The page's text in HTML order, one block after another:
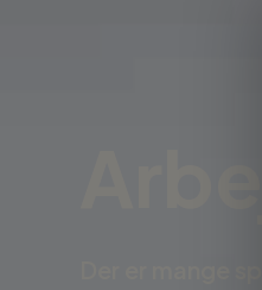
Der er mange